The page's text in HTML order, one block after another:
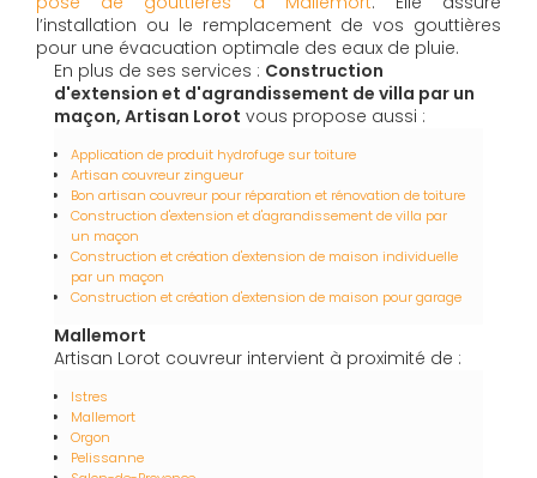
l’installation ou le remplacement de vos gouttières
pour une évacuation optimale des eaux de pluie.
En plus de ses services : Construction
d'extension et d'agrandissement de villa par un
maçon, Artisan Lorot vous propose aussi :
Application de produit hydrofuge sur toiture
Artisan couvreur zingueur
Bon artisan couvreur pour réparation et rénovation de toiture
Construction d'extension et d'agrandissement de villa par
un maçon
Construction et création d'extension de maison individuelle
par un maçon
Construction et création d'extension de maison pour garage
Mallemort
Artisan Lorot couvreur intervient à proximité de :
Istres
Mallemort
Orgon
Pelissanne